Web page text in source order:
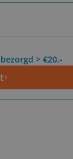
> €20,-